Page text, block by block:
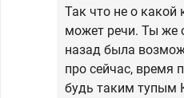
Так что не о какой
может речи. Ты же
назад была
про сейчас, время
будь таким тупым